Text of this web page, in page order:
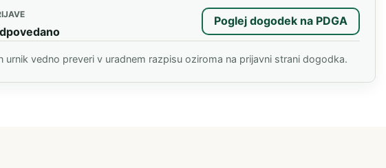
Poglej dogodek na PDGA
(odpre se v novem
urnik vedno preveri v uradnem razpisu oziroma na prijavni strani dogodka.